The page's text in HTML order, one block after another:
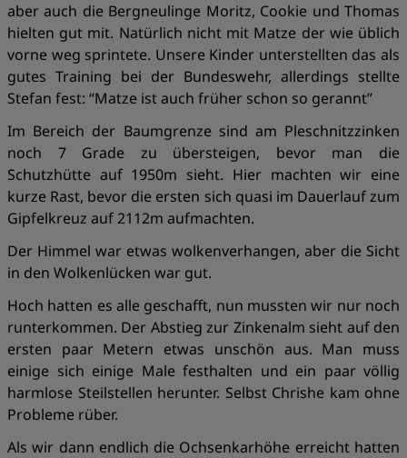
aber auch die Bergneulinge Moritz, Cookie und Thomas
hielten gut mit. Natürlich nicht mit Matze der wie üblich
vorne weg sprintete. Unsere Kinder unterstellten das als
gutes Training bei der Bundeswehr, allerdings stellte
Stefan fest: “Matze ist auch früher schon so gerannt”
Im Bereich der Baumgrenze sind am Pleschnitzzinken
noch 7 Grade zu übersteigen, bevor man die
Schutzhütte auf 1950m sieht. Hier machten wir eine
kurze Rast, bevor die ersten sich quasi im Dauerlauf zum
Gipfelkreuz auf 2112m aufmachten.
Der Himmel war etwas wolkenverhangen, aber die Sicht
in den Wolkenlücken war gut.
Hoch hatten es alle geschafft, nun mussten wir nur noch
runterkommen. Der Abstieg zur Zinkenalm sieht auf den
ersten paar Metern etwas unschön aus. Man muss
einige sich einige Male festhalten und ein paar völlig
harmlose Steilstellen herunter. Selbst Chrishe kam ohne
Probleme rüber.
Als wir dann endlich die Ochsenkarhöhe erreicht hatten